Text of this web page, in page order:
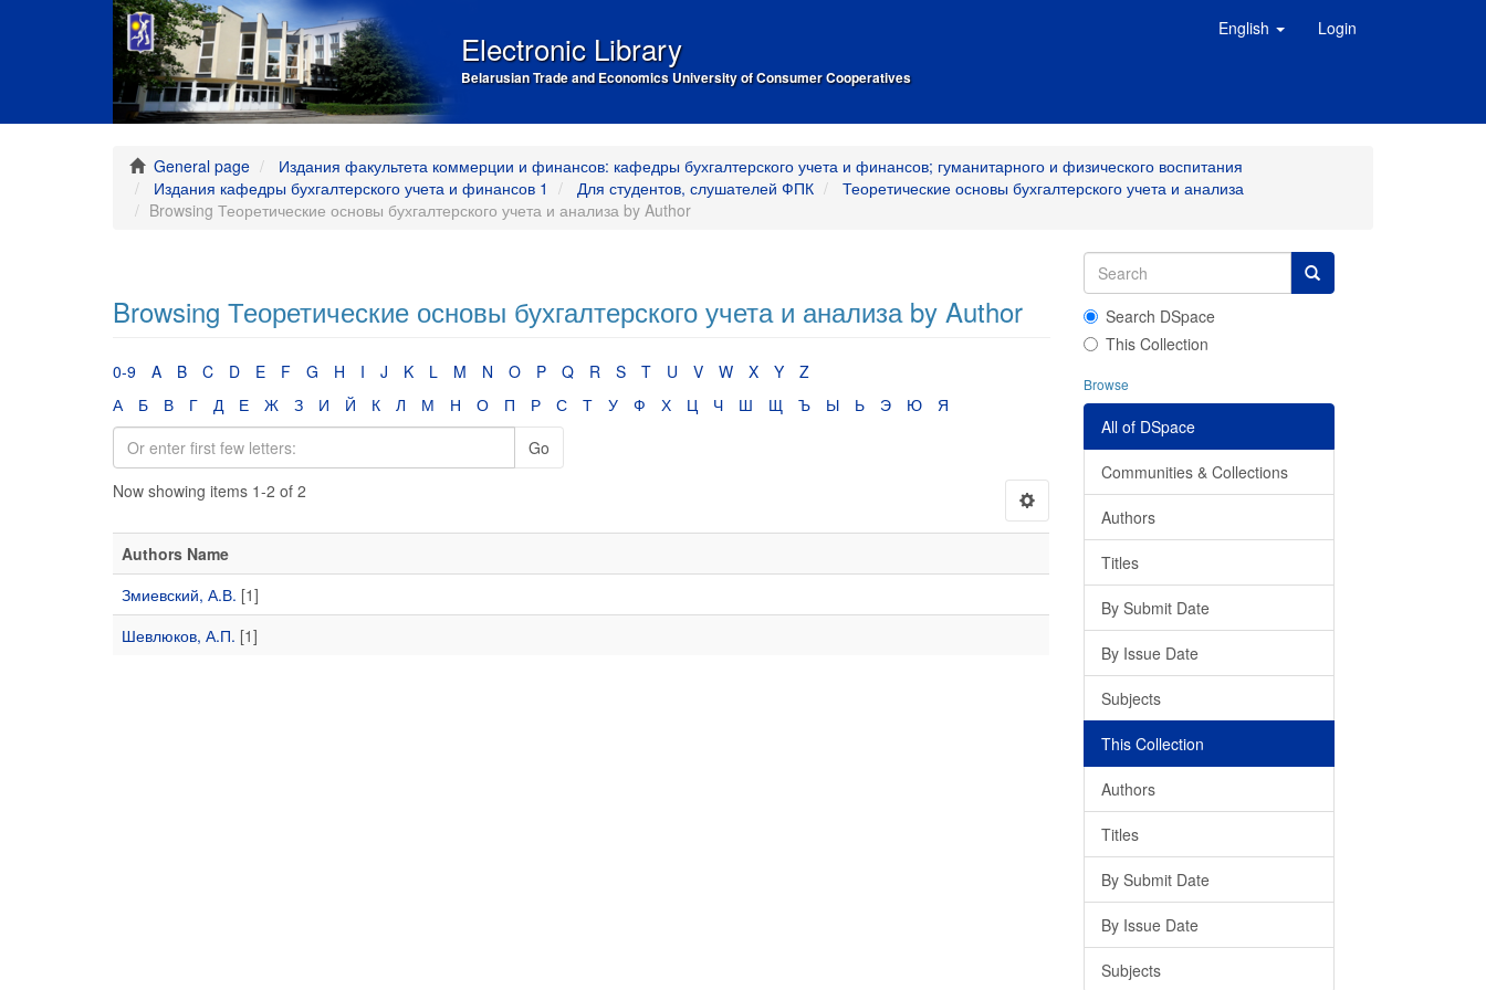
Electronic Library
Belarusian Trade and Economics University of Consumer Cooperatives
English Login
General page
Издания факультета коммерции и финансов: кафедры бухгалтерского учета и финансов; гуманитарного и физического воспитания
Издания кафедры бухгалтерского учета и финансов 1
Для студентов, слушателей ФПК
Теоретические основы бухгалтерского учета и анализа
Browsing Теоретические основы бухгалтерского учета и анализа by Author
Browsing Теоретические основы бухгалтерского учета и анализа by Author
0-9 A B C D E F G H I J K L M N O P Q R S T U V W X Y
Z
А
Б В Г Д Е Ж З И Й К Л М Н О П Р С Т У Ф Х Ц Ч Ш Щ Ъ Ы Ь Э Ю
Я
Go
Now showing items 1-2 of 2
Authors Name
Змиевский, А.В. [1]
Шевлюков, А.П. [1]
Search DSpace
This Collection
Browse
All of DSpace
Communities & Collections
Authors
Titles
By Submit Date
By Issue Date
Subjects
This Collection
Authors
Titles
By Submit Date
By Issue Date
Subjects